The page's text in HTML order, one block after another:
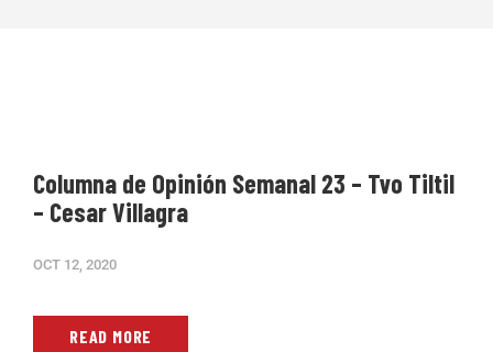
Columna de Opinión Semanal 23 – Tvo Tiltil
– Cesar Villagra
OCT 12, 2020
READ MORE